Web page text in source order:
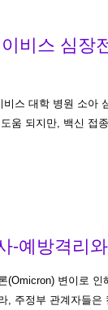
비스 심장
스 대학 병원 소아
움 되지만, 백신 접
-예방격리
(Omicron) 변이로 인
, 주정부 관계자들은